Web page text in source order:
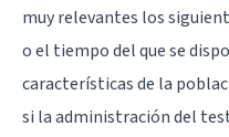
muy relevantes los
o el tiempo del que se
características de la
si la administración del